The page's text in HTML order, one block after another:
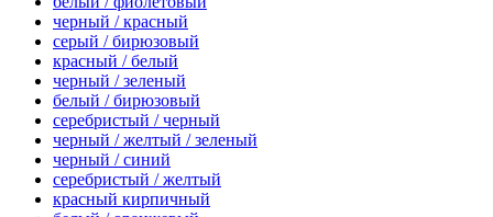
черный / красный
серый / бирюзовый
красный / белый
черный / зеленый
белый / бирюзовый
серебристый / черный
черный / желтый / зеленый
черный / синий
серебристый / желтый
красный кирпичный